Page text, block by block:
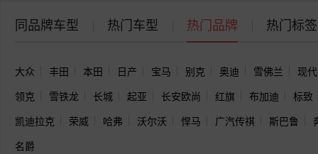
同品牌车型 热门车型 热门品牌 热门标签
大众 丰田 本田 日产 宝马 别克 奥迪 雪佛兰
现代
领克
雪铁龙 长城 起亚 长安欧尚 红旗 布加迪
标致
凯迪拉克
荣威 哈弗 沃尔沃 悍马 广汽传祺 斯巴鲁
名爵